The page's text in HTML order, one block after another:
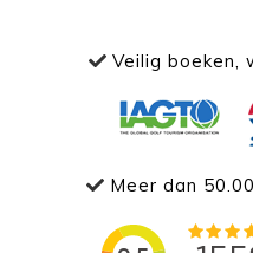
Veilig boeken,
Meer dan